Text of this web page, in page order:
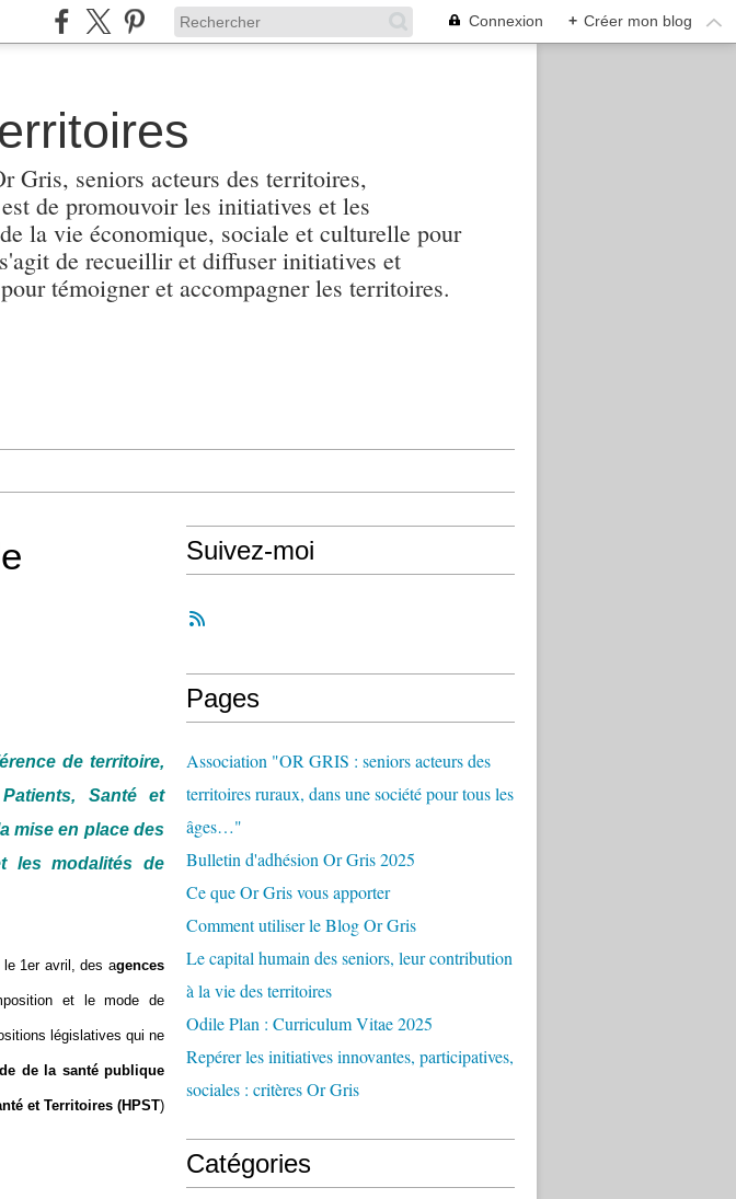
Connexion + Créer mon blog
Gris, seniors acteurs des territoires,
de promouvoir les initiatives et les
la vie économique, sociale et culturelle pour
de recueillir et diffuser initiatives et
témoigner et accompagner les territoires.
de territoire,
Santé et
mise en place des
les modalités de
1er avril, des agences
et le mode de
législatives qui ne
de la santé publique
et Territoires (HPST)
Suivez-moi
Pages
Association "OR GRIS : seniors acteurs des
territoires ruraux, dans une société pour tous les
âges…"
Bulletin d'adhésion Or Gris 2025
Ce que Or Gris vous apporter
Comment utiliser le Blog Or Gris
Le capital humain des seniors, leur contribution
à la vie des territoires
Odile Plan : Curriculum Vitae 2025
Repérer les initiatives innovantes, participatives,
sociales : critères Or Gris
Catégories